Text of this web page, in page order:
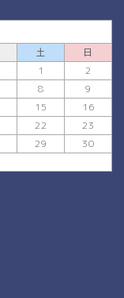
土
日
1
2
8
9
15
16
22
23
29
30